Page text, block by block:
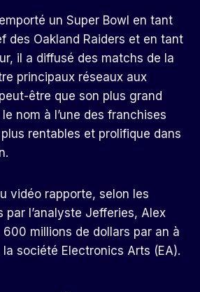
un Super Bowl en tant
des Oakland Raiders et en tant
il a diffusé des matchs de la
principaux réseaux aux
être que son plus grand
nom à l’une des franchises
rentables et prolifique dans
vidéo rapporte, selon les
par l’analyste Jefferies, Alex
millions de dollars par an à
société Electronics Arts (EA).